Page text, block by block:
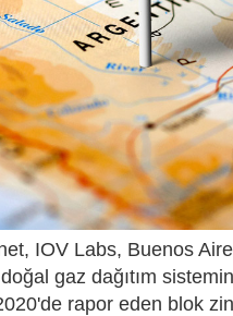
IOV Labs, Buenos
gaz dağıtım
rapor eden blok